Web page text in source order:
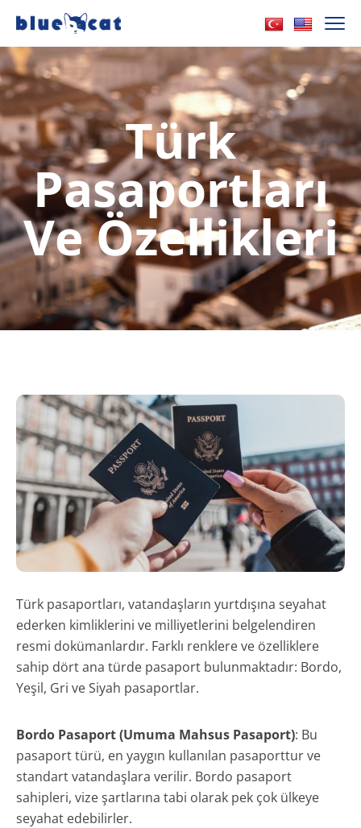
Türk
Pasaportları
Ve Özellikleri
Türk pasaportları, vatandaşların yurtdışına seyahat
ederken kimliklerini ve milliyetlerini belgelendiren
resmi dokümanlardır. Farklı renklere ve özelliklere
sahip dört ana türde pasaport bulunmaktadır: Bordo,
Yeşil, Gri ve Siyah pasaportlar.
Bordo Pasaport (Umuma Mahsus Pasaport): Bu
pasaport türü, en yaygın kullanılan pasaporttur ve
standart vatandaşlara verilir. Bordo pasaport
sahipleri, vize şartlarına tabi olarak pek çok ülkeye
seyahat edebilirler.